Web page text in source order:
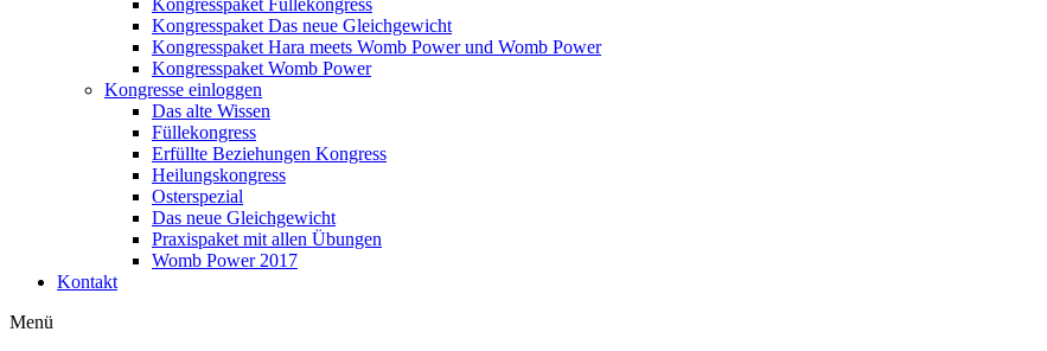
Kongresspaket Füllekongress
Kongresspaket Das neue Gleichgewicht
Kongresspaket Hara meets Womb Power und Womb Power
Kongresspaket Womb Power
Kongresse einloggen
Das alte Wissen
Füllekongress
Erfüllte Beziehungen Kongress
Heilungskongress
Osterspezial
Das neue Gleichgewicht
Praxispaket mit allen Übungen
Womb Power 2017
Kontakt
Menü